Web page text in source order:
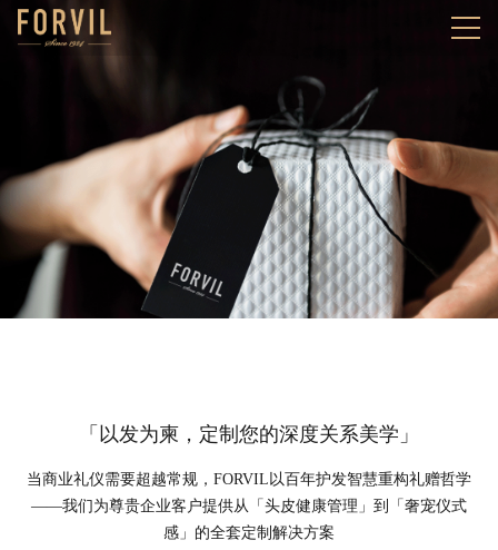
「以发为柬，定制您的深度关系美学」
当商业礼仪需要超越常规，FORVIL以百年护发智慧重构礼赠哲学
——我们为尊贵企业客户提供从「头皮健康管理」到「奢宠仪式
感」的全套定制解决方案